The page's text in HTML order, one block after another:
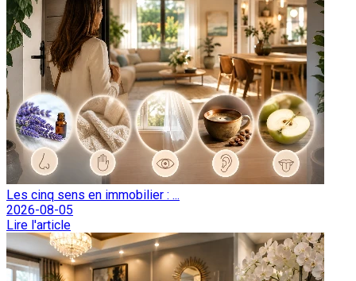
Les cinq sens en immobilier : ...
2026-08-05
Lire l'article